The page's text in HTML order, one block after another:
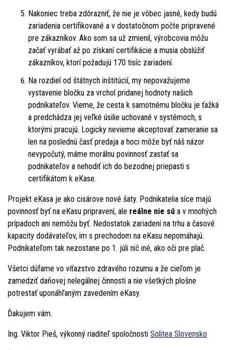
Nakoniec treba zdôrazniť, že nie je vôbec jasné, kedy budú
zariadenia certifikované a v dostatočnom počte pripravené
pre zákazníkov. Ako som sa už zmienil, výrobcovia môžu
začať vyrábať až po získaní certifikácie a musia obslúžiť
zákazníkov, ktorí požadujú 170 tisíc zariadení.
Na rozdiel od štátnych inštitúcií, my nepovažujeme
vystavenie bločku za vrchol pridanej hodnoty našich
podnikateľov. Vieme, že cesta k samotnému bločku je ťažká
a predchádza jej veľké úsilie uchované v systémoch, s
ktorými pracujú. Logicky nevieme akceptovať zameranie sa
len na poslednú časť predaja a hoci môže byť náš názor
nevypočutý, máme morálnu povinnosť zastať sa
podnikateľov a nehodiť ich do bezodnej priepasti s
certifikátom k eKase.
Projekt eKasa je ako cisárove nové šaty. Podnikatelia síce majú
povinnosť byť na eKasu pripravení, ale reálne nie sú a v mnohých
prípadoch ani nemôžu byť. Nedostatok zariadení na trhu a časové
kapacity dodávateľov, im s prechodom na eKasu nepomáhajú.
Podnikateľom tak nezostane po 1. júli nič iné, ako oči pre plač.
Všetci dúfame vo víťazstvo zdravého rozumu a že cieľom je
zamedziť daňovej nelegálnej činnosti a nie všetkých plošne
potrestať uponáhľaným zavedením eKasy.
Ďakujem vám.
Ing. Viktor Pieš, výkonný riaditeľ spoločnosti Solitea Slovensko